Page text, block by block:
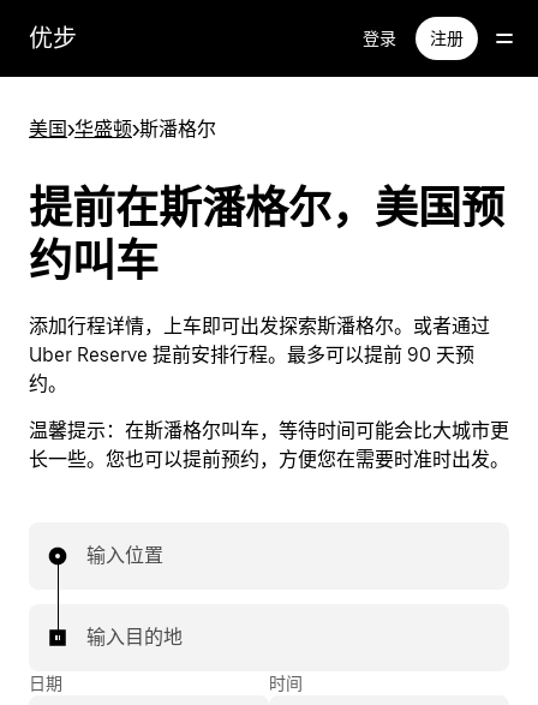
优步 登录 注册
美国>华盛顿>斯潘格尔
提前在斯潘格尔，美国预
约叫车
添加行程详情，上车即可出发探索斯潘格尔。或者通过
Uber Reserve 提前安排行程。最多可以提前 90 天预
约。
温馨提示： 在斯潘格尔叫车，等待时间可能会比大城市更
长一些。您也可以提前预约，方便您在需要时准时出发。
输入位置
输入目的地
日期 时间